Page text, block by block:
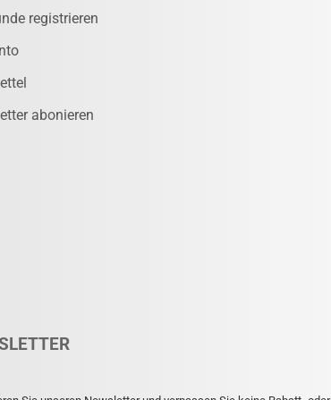
registrieren
abonieren